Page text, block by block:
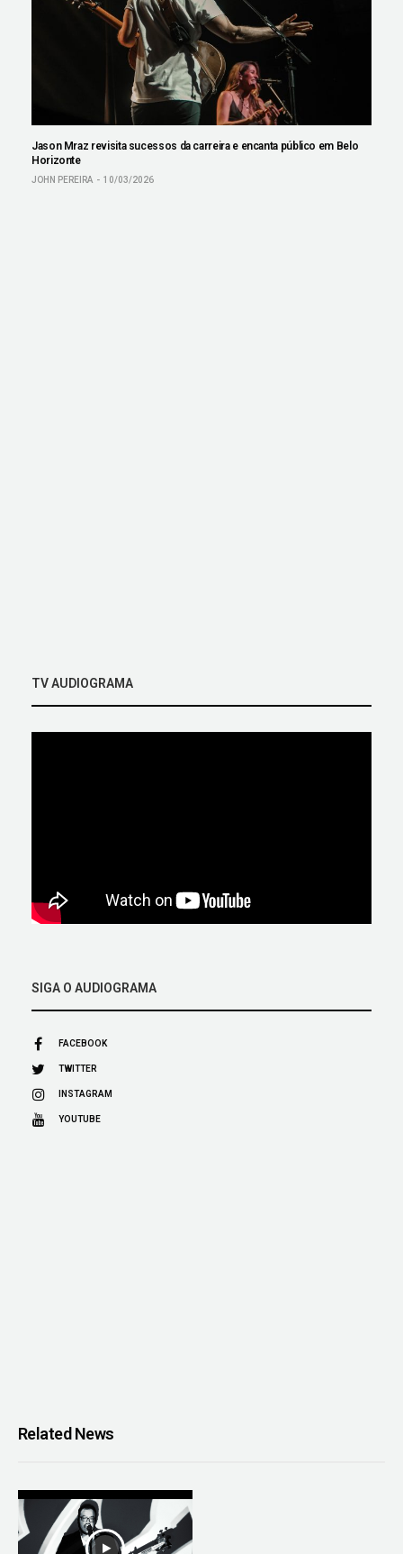
Jason Mraz revisita sucessos da carreira e encanta público em Belo
Horizonte
JOHN PEREIRA 10/03/2026
TV AUDIOGRAMA
SIGA O AUDIOGRAMA
FACEBOOK
TWITTER
INSTAGRAM
YOUTUBE
Related News